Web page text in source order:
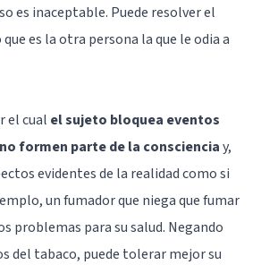
es inaceptable. Puede resolver el
es la otra persona la que le odia a
el cual el sujeto bloquea eventos
formen parte de la conscienciay,
evidentes de la realidad como si
un fumador que niega que fumar
problemas para su salud. Negando
del tabaco, puede tolerar mejor su